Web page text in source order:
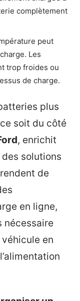
complètement
peut
Les
trop froides ou
de charge.
plus
soit du côté
, enrichit
solutions
de
en ligne,
nécessaire
en